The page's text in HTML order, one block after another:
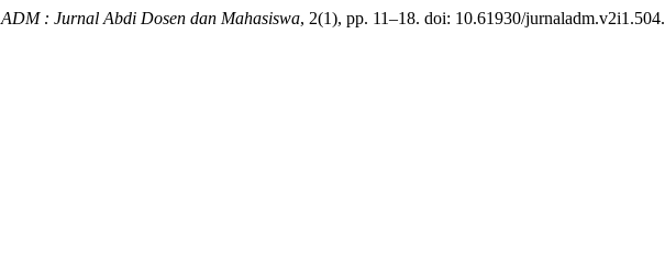
ADM : Jurnal Abdi Dosen dan Mahasiswa, 2(1), pp. 11–18. doi: 10.61930/jurnaladm.v2i1.504.